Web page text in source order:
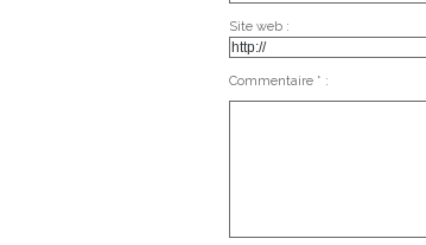
Site web :
Commentaire * :